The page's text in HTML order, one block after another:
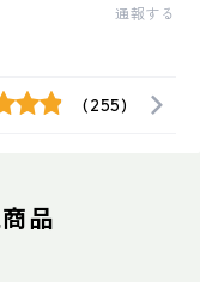
通報する
(255)
品